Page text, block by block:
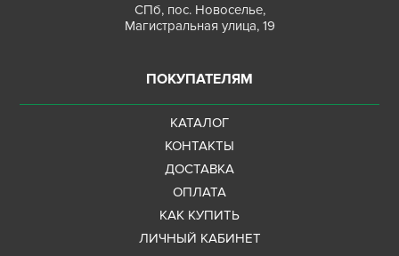
СПб, пос. Новоселье,
Магистральная улица, 19
ПОКУПАТЕЛЯМ
КАТАЛОГ
КОНТАКТЫ
ДОСТАВКА
ОПЛАТА
КАК КУПИТЬ
ЛИЧНЫЙ КАБИНЕТ